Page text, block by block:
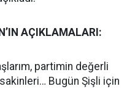
AÇIKLAMALARI:
partimin değerli
Bugün Şişli için